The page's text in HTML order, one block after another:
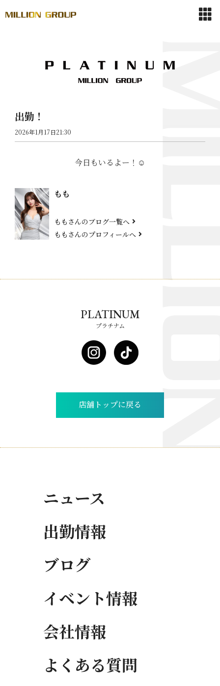
出勤！
2026年1月17日21:30
今日もいるよー！☺︎
もも
ももさんのブログ一覧へ
ももさんのプロフィールへ
PLATINUM
プラチナム
店舗トップに戻る
ニュース
出勤情報
ブログ
イベント情報
会社情報
よくある質問